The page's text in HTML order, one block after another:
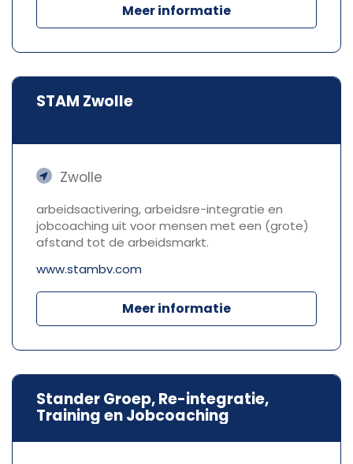
Meer informatie
STAM Zwolle
Zwolle
arbeidsactivering, arbeidsre-integratie en
jobcoaching uit voor mensen met een (grote)
afstand tot de arbeidsmarkt.
www.stambv.com
Meer informatie
Stander Groep, Re-integratie,
Training en Jobcoaching